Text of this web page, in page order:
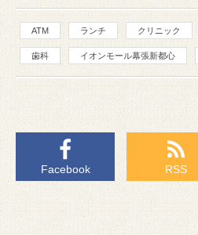
ATM ランチ クリニック
歯科 イオンモール幕張新都心
Facebook RSS